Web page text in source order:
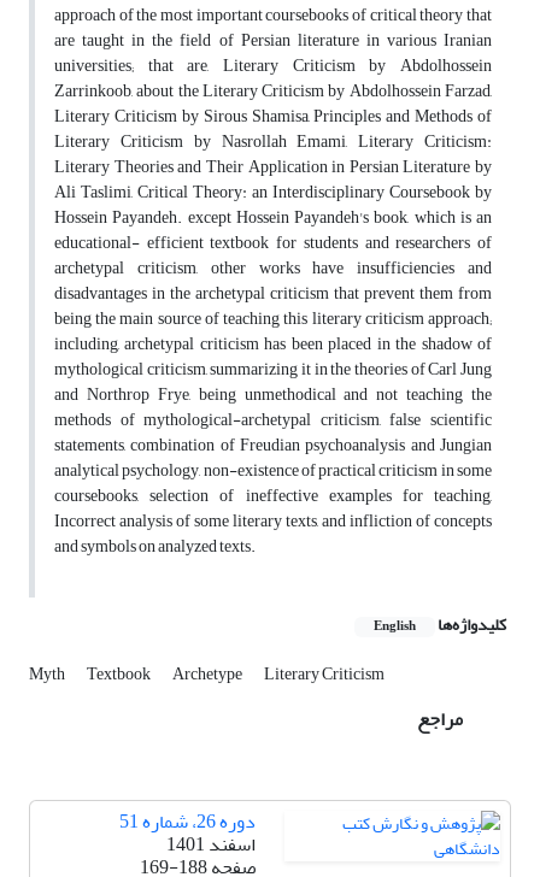
approach of the most important coursebooks of critical theory that
are taught in the field of Persian literature in various Iranian
universities; that are, Literary Criticism by Abdolhossein
Zarrinkoob, about the Literary Criticism by Abdolhossein Farzad,
Literary Criticism by Sirous Shamisa, Principles and Methods of
Literary Criticism by Nasrollah Emami, Literary Criticism:
Literary Theories and Their Application in Persian Literature by
Ali Taslimi, Critical Theory: an Interdisciplinary Coursebook by
Hossein Payandeh. except Hossein Payandeh's book, which is an
educational- efficient textbook for students and researchers of
archetypal criticism, other works have insufficiencies and
disadvantages in the archetypal criticism that prevent them from
being the main source of teaching this literary criticism approach;
including, archetypal criticism has been placed in the shadow of
mythological criticism, summarizing it in the theories of Carl Jung
and Northrop Frye, being unmethodical and not teaching the
methods of mythological-archetypal criticism, false scientific
statements, combination of Freudian psychoanalysis and Jungian
analytical psychology, non-existence of practical criticism in some
coursebooks, selection of ineffective examples for teaching,
Incorrect analysis of some literary texts, and infliction of concepts
and symbols on analyzed texts.
کلیدواژه‌ها English
Myth Textbook Archetype Literary Criticism
مراجع
دوره 26، شماره 51
اسفند 1401
صفحه169-188